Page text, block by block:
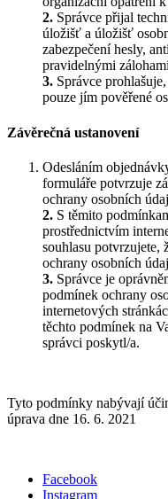
2. Správce přijal
úložišť a úložišť
zabezpečení hesly,
pravidelnými
3. Správce
pouze jím pověřené
Závěrečná ustanovení
Odesláním
formuláře potvrzuje
ochrany osobních
2. S těmito
prostřednictvím
souhlasu potvrzujete,
ochrany osobních
3. Správce je
podmínek ochrany
internetových
těchto podmínek na
správci poskytl/a.
Tyto podmínky nabývají
úprava dne 16. 6. 2021
Facebook
Instagram